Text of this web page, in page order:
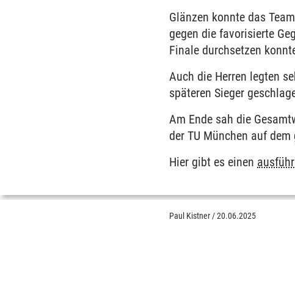
Glänzen konnte das
gegen die favorisierte
Finale durchsetzen
Auch die Herren legten
späteren Sieger
Am Ende sah die
der TU München auf
Hier gibt es einen
Paul Kistner /20.06.2025